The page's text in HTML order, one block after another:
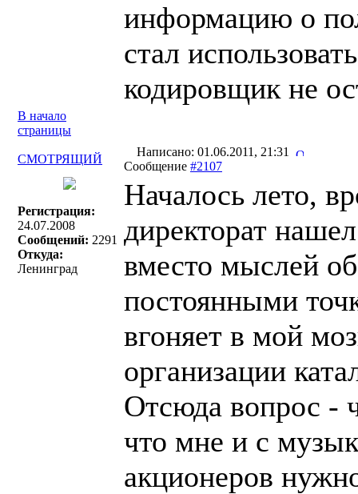
информацию о
стал
кодировщик не
В начало
страницы
СМОТРЯЩИЙ
Написано: 01.06.2011, 21:31
Сообщение #2107
Регистрация:
24.07.2008
Сообщений: 2291
Откуда:
Ленинград
Началось лето,
директорат
вместо мыслей
постоянными
вгоняет в мой
организации
Отсюда вопрос -
что мне и с
акционеров